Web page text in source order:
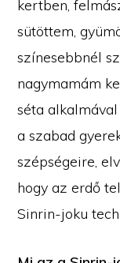
kertben,
sütöttem,
színesebbnél
nagymamám
séta
a szabad
szépségeire,
hogy az erdő
Sinrin-joku